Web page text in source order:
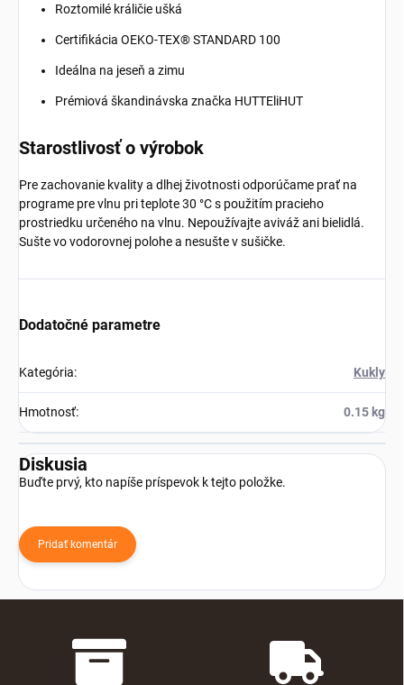
Roztomilé králičie ušká
Certifikácia OEKO-TEX® STANDARD 100
Ideálna na jeseň a zimu
Prémiová škandinávska značka HUTTEliHUT
Starostlivosť o výrobok
Pre zachovanie kvality a dlhej životnosti odporúčame prať na
programe pre vlnu pri teplote 30 °C s použitím pracieho
prostriedku určeného na vlnu. Nepoužívajte aviváž ani bielidlá.
Sušte vo vodorovnej polohe a nesušte v sušičke.
Dodatočné parametre
Kategória: Kukly
Hmotnosť: 0.15 kg
Diskusia
Buďte prvý, kto napíše príspevok k tejto položke.
Pridať komentár